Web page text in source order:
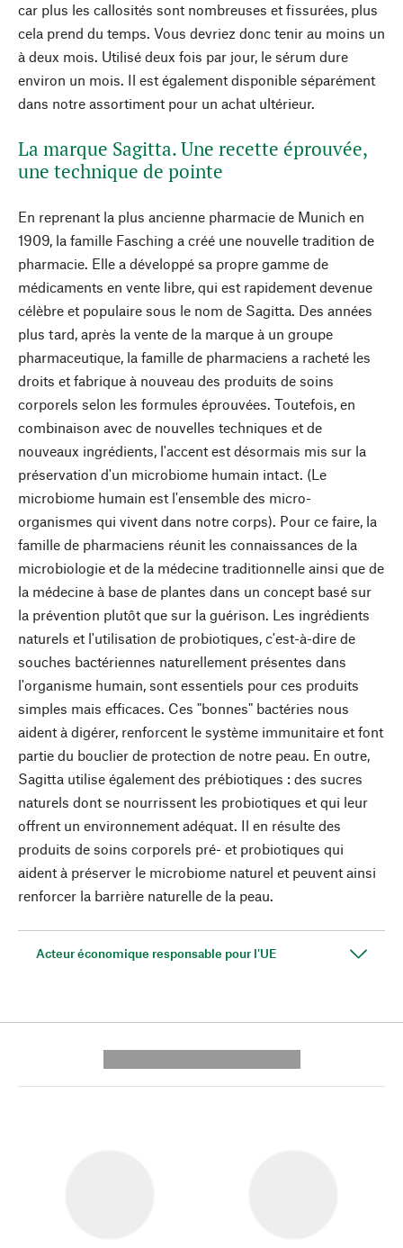
car plus les callosités sont nombreuses et fissurées, plus
cela prend du temps. Vous devriez donc tenir au moins un
à deux mois. Utilisé deux fois par jour, le sérum dure
environ un mois. Il est également disponible séparément
dans notre assortiment pour un achat ultérieur.
La marque Sagitta. Une recette éprouvée,
une technique de pointe
En reprenant la plus ancienne pharmacie de Munich en
1909, la famille Fasching a créé une nouvelle tradition de
pharmacie. Elle a développé sa propre gamme de
médicaments en vente libre, qui est rapidement devenue
célèbre et populaire sous le nom de Sagitta. Des années
plus tard, après la vente de la marque à un groupe
pharmaceutique, la famille de pharmaciens a racheté les
droits et fabrique à nouveau des produits de soins
corporels selon les formules éprouvées. Toutefois, en
combinaison avec de nouvelles techniques et de
nouveaux ingrédients, l'accent est désormais mis sur la
préservation d'un microbiome humain intact. (Le
microbiome humain est l'ensemble des micro-
organismes qui vivent dans notre corps). Pour ce faire, la
famille de pharmaciens réunit les connaissances de la
microbiologie et de la médecine traditionnelle ainsi que de
la médecine à base de plantes dans un concept basé sur
la prévention plutôt que sur la guérison. Les ingrédients
naturels et l'utilisation de probiotiques, c'est-à-dire de
souches bactériennes naturellement présentes dans
l'organisme humain, sont essentiels pour ces produits
simples mais efficaces. Ces "bonnes" bactéries nous
aident à digérer, renforcent le système immunitaire et font
partie du bouclier de protection de notre peau. En outre,
Sagitta utilise également des prébiotiques : des sucres
naturels dont se nourrissent les probiotiques et qui leur
offrent un environnement adéquat. Il en résulte des
produits de soins corporels pré- et probiotiques qui
aident à préserver le microbiome naturel et peuvent ainsi
renforcer la barrière naturelle de la peau.
Acteur économique responsable pour l'UE